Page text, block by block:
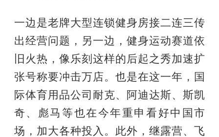
一边是老牌大型连锁健身房接二连三传
出经营问题，另一边，健身运动赛道依
旧火热，像乐刻这样的后起之秀加速扩
张号称要冲击万店。也是在这一年，国
际体育用品公司耐克、阿迪达斯、斯凯
奇、彪马等也在今年重申看好中国市
场，加大各种投入。此外，继露营、飞